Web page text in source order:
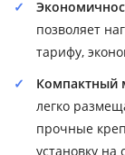
позволяет
тарифу,
Компактный
легко
прочные
установку на